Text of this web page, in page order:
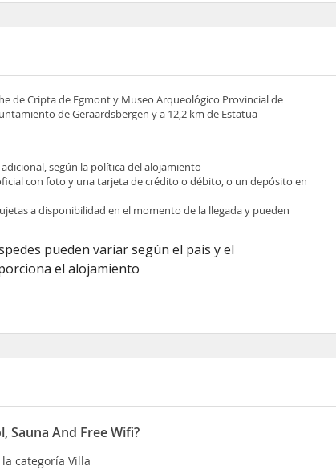
de Cripta de Egmont y Museo Arqueológico Provincial de
de Geraardsbergen y a 12,2 km de Estatua
según la política del alojamiento
con foto y una tarjeta de crédito o débito, o un depósito en
a disponibilidad en el momento de la llegada y pueden
pueden variar según el país y el
el alojamiento
Sauna And Free Wifi?
categoría Villa